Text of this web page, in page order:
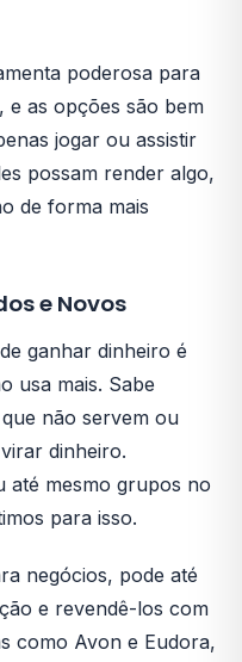
poderosa para
e as opções são bem
jogar ou assistir
possam render algo,
de forma mais
e Novos
ganhar dinheiro é
usa mais. Sabe
não servem ou
dinheiro.
até mesmo grupos no
para isso.
negócios, pode até
e revendê-los com
como Avon e Eudora,